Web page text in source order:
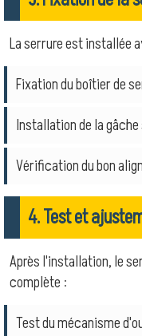
La serrure est installée
Fixation du boîtier de
Installation de la
Vérification du bon
4. Test et
Après l'installation, le
complète :
Test du mécanisme